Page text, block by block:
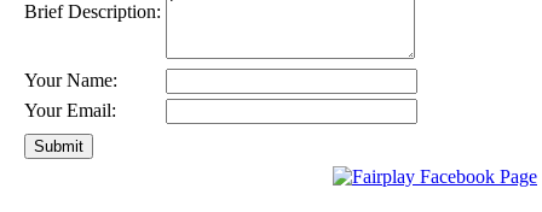
Brief Description:
Your Name:
Your Email: